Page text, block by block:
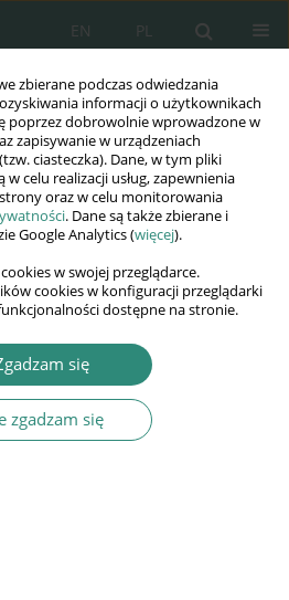
zbierane podczas odwiedzania
informacji o użytkownikach
poprzez dobrowolnie wprowadzone w
zapisywanie w urządzeniach
ciasteczka). Dane, w tym pliki
celu realizacji usług, zapewnienia
oraz w celu monitorowania
. Dane są także zbierane i
Google Analytics (więcej).
w swojej przeglądarce.
cookies w konfiguracji przeglądarki
dostępne na stronie.
się
zgadzam się
PL
EN
LIDERMAN
jako cel ataku